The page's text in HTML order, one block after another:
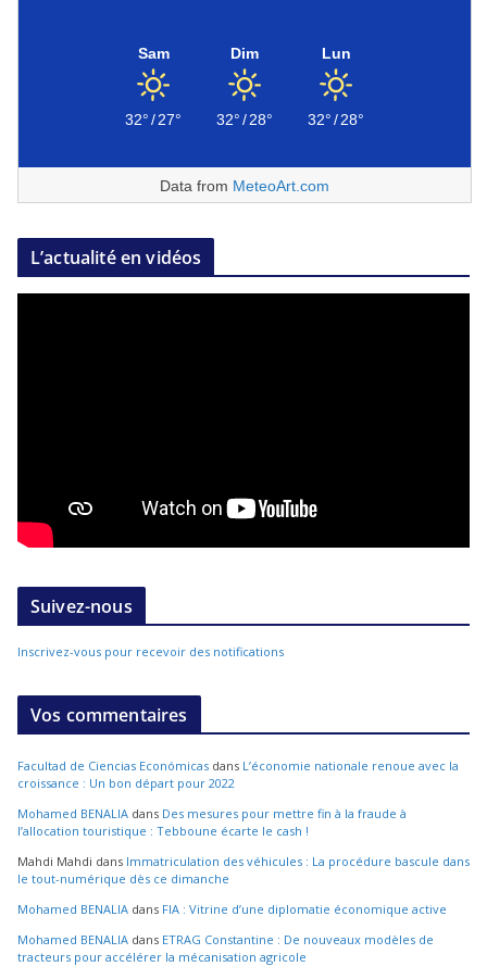
Sam
32°/27°
Dim
32°/28°
Lun
32°/28°
Data from MeteoArt.com
L’actualité en vidéos
Suivez-nous
Inscrivez-vous pour recevoir des notifications
Vos commentaires
Facultad de Ciencias Económicas dans L’économie nationale renoue avec la
croissance : Un bon départ pour 2022
Mohamed BENALIA dans Des mesures pour mettre fin à la fraude à
l’allocation touristique : Tebboune écarte le cash !
Mahdi Mahdi dans Immatriculation des véhicules : La procédure bascule dans
le tout-numérique dès ce dimanche
Mohamed BENALIA dans FIA : Vitrine d’une diplomatie économique active
Mohamed BENALIA dans ETRAG Constantine : De nouveaux modèles de
tracteurs pour accélérer la mécanisation agricole